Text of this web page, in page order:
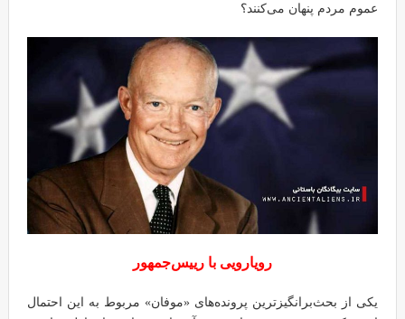
عموم مردم پنهان می‌کنند؟
رویارویی با رییس‌جمهور
یکی از بحث‌برانگیزترین پرونده‌های «موفان» مربوط به این احتمال